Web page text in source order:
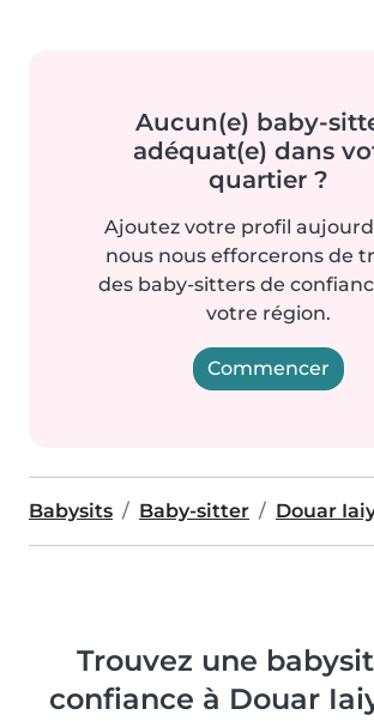
Aucun(e) baby-
adéquat(e) dans
quartier ?
Ajoutez votre profil
nous nous efforcerons de
des baby-sitters de
votre région.
Commencer
Babysits Baby-sitter Douar
Trouvez une
confiance à Douar